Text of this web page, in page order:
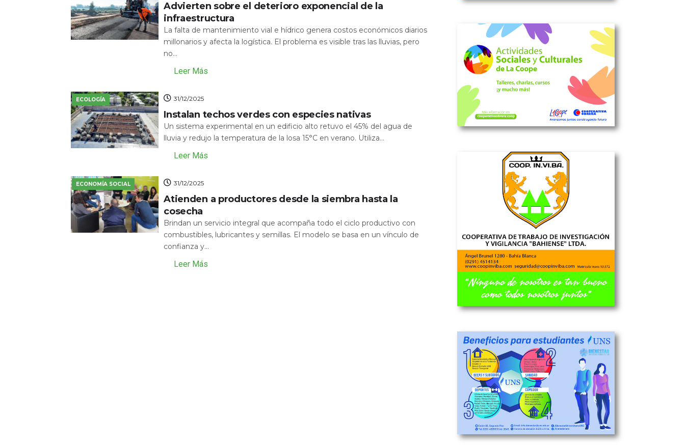
Advierten sobre el deterioro exponencial de la
infraestructura
La falta de mantenimiento vial e hídrico genera costos económicos diarios
millonarios y afecta la logística. El problema es visible tras las lluvias, pero
no...
Leer Más
ECOLOGÍA 31/12/2025
Instalan techos verdes con especies nativas
Un sistema experimental en un edificio alto retuvo el 45% del agua de
lluvia y redujo la temperatura de la losa 15°C en verano. Utiliza...
Leer Más
ECONOMÍA SOCIAL 31/12/2025
Atienden a productores desde la siembra hasta la
cosecha
Brindan un servicio integral que acompaña todo el ciclo productivo con
combustibles, lubricantes y semillas. El modelo se basa en un vínculo de
confianza y...
Leer Más